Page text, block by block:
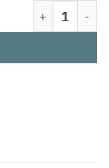
של סבון מלח